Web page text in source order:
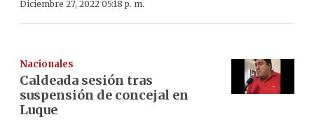
Diciembre 27, 2022 05:18 p. m.
Nacionales
Caldeada sesión tras
suspensión de concejal en
Luque